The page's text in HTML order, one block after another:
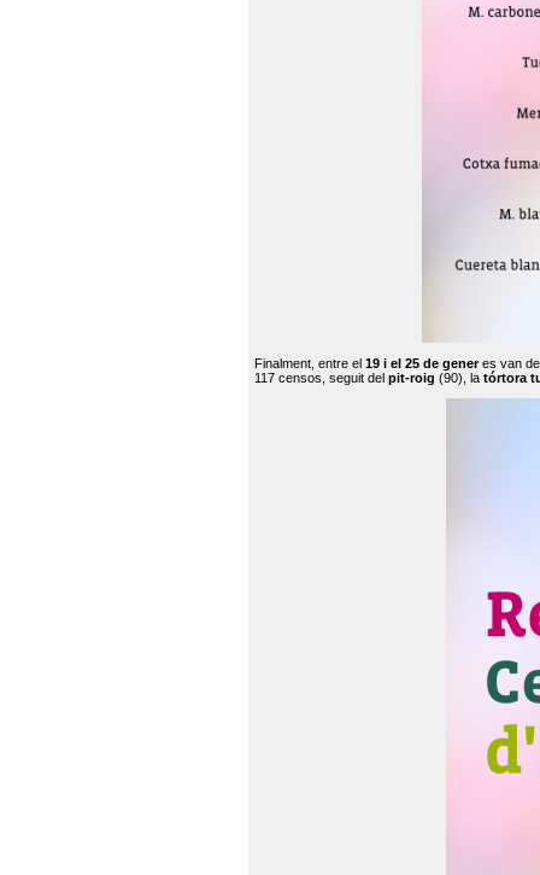
Finalment, entre el 19 i el 25 de generes van
117 censos, seguit del pit-roig (90), la tórtora